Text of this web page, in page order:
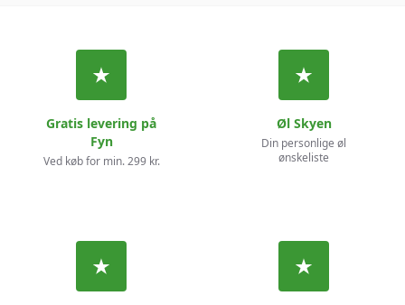
Gratis levering på
Fyn
Ved køb for min. 299 kr.
Øl Skyen
Din personlige øl
ønskeliste